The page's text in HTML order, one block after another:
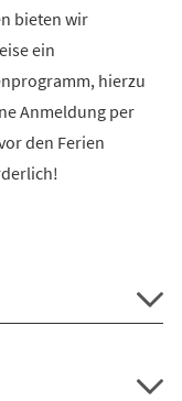
bieten wir
ein
hierzu
Anmeldung per
den Ferien